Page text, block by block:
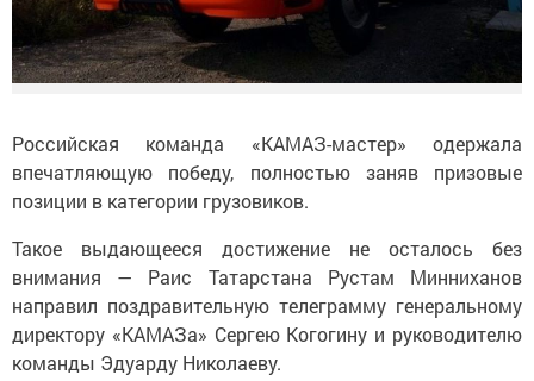
Российская команда «КАМАЗ-мастер» одержала
впечатляющую победу, полностью заняв призовые
позиции в категории грузовиков.
Такое выдающееся достижение не осталось без
внимания — Раис Татарстана Рустам Минниханов
направил поздравительную телеграмму генеральному
директору «КАМАЗа» Сергею Когогину и руководителю
команды Эдуарду Николаеву.